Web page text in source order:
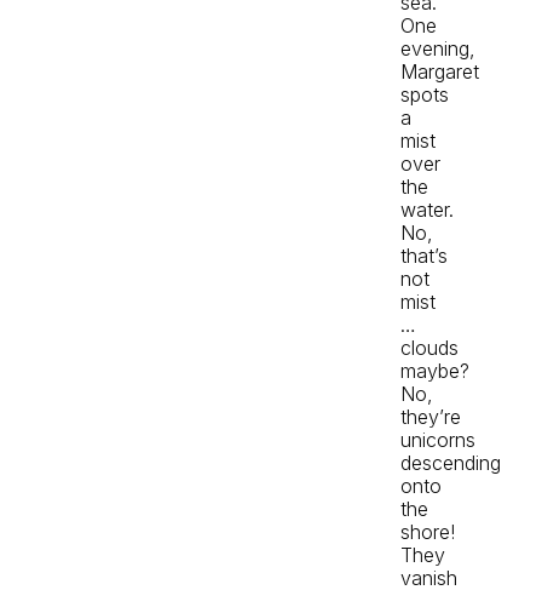
One
evening,
Margaret
spots
a
mist
over
the
water.
No,
that’s
not
mist
…
clouds
maybe?
No,
they’re
unicorns
descending
onto
the
shore!
They
vanish